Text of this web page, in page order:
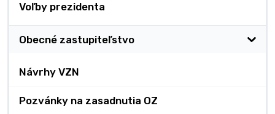
Voľby prezidenta
Obecné zastupiteľstvo
Návrhy VZN
Pozvánky na zasadnutia OZ